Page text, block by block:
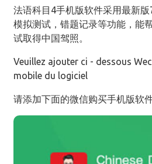
法语科目4手机版软件采用最新版
模拟测试，错题记录等功能，能
试取得中国驾照。
Veuillez ajouter ci - dessous
mobile du logiciel
请添加下面的微信购买手机版软件